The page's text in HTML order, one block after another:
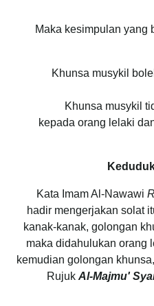
Maka kesimpulan yang
Khunsa musykil
Khunsa musykil
kepada orang lelaki
Kata Imam Al-Nawawi
hadir mengerjakan solat
kanak-kanak, golongan
maka didahulukan orang
kemudian golongan
Rujuk Al-Majmu'